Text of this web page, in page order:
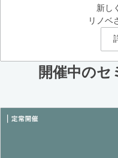
新し
リノベ
開催中のセ